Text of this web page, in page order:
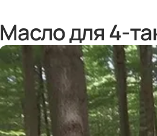
Масло для 4-